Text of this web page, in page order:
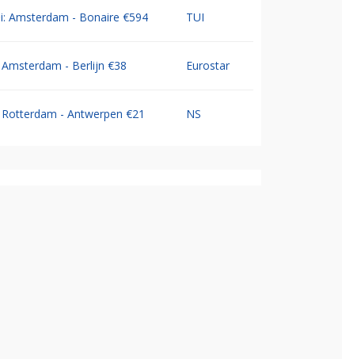
Amsterdam - Bonaire €594 TUI
Amsterdam - Berlijn €38 Eurostar
Rotterdam - Antwerpen €21 NS